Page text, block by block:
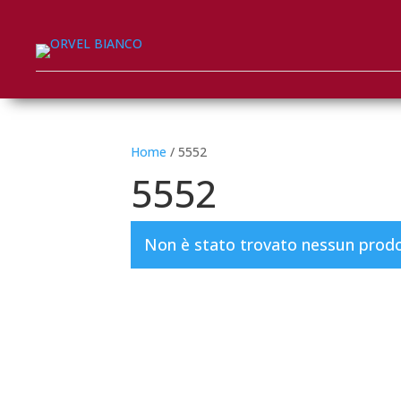
Home / 5552
5552
Non è stato trovato nessun